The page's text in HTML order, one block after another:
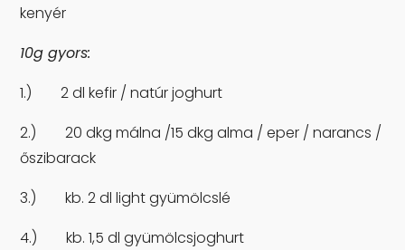
kenyér
10g gyors:
1.) 2 dl kefir / natúr joghurt
2.) 20 dkg málna /15 dkg alma / eper / narancs /
őszibarack
3.) kb. 2 dl light gyümölcslé
4.) kb. 1,5 dl gyümölcsjoghurt